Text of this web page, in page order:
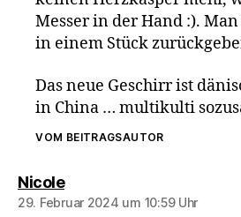
Messer in der Hand :).
in einem Stück
Das neue Geschirr ist
in China … multikulti
VOM BEITRAGSAUTOR
Nicolesagt:
29. Februar 2024 um 10:59 Uhr